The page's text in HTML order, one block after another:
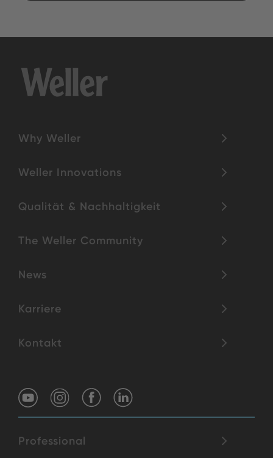
Why Weller
Weller Innovations
Qualität & Nachhaltigkeit
The Weller Community
News
Karriere
Kontakt
Professional